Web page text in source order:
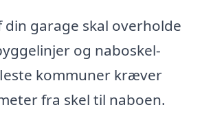
din garage skal overholde
og naboskel-
kommuner kræver
fra skel til naboen.